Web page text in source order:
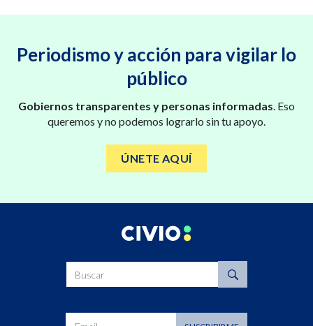
Periodismo y acción para vigilar lo
público
Gobiernos transparentes y personas informadas. Eso
queremos y no podemos lograrlo sin tu apoyo.
ÚNETE AQUÍ
Buscar
Dirección de correo